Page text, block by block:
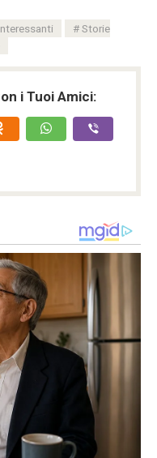
Storie
i Tuoi Amici: